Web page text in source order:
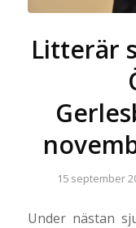
Litterär
15 september
Under nästan